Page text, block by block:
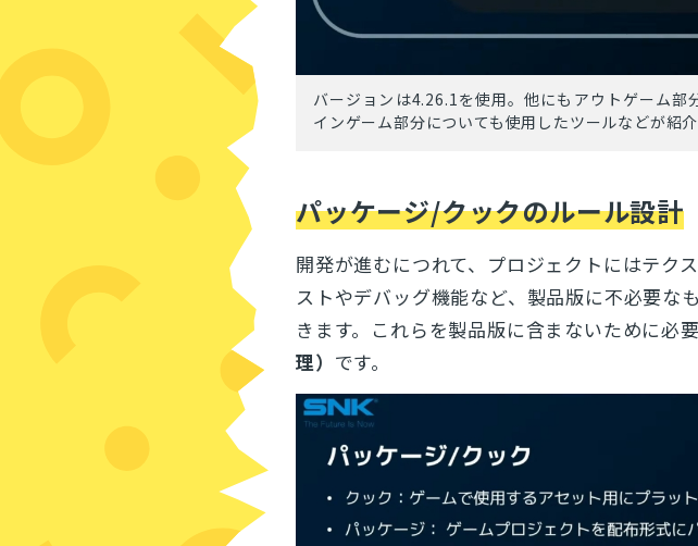
バージョンは4.26.1を使用。他にもアウトゲーム
インゲーム部分についても使用したツールなどが紹
パッケージ/クックのルール設計
開発が進むにつれて、プロジェクトにはテク
ストやデバッグ機能など、製品版に不必要な
きます。これらを製品版に含まないために必要
理） です。